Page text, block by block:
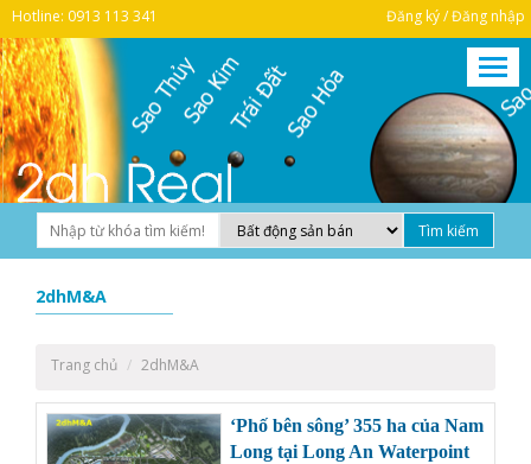
Hotline: 0913 113 341 Đăng ký / Đăng nhập
2dhM&A
Trang chủ 2dhM&A
‘Phố bên sông’ 355 ha của Nam
Long tại Long An Waterpoint